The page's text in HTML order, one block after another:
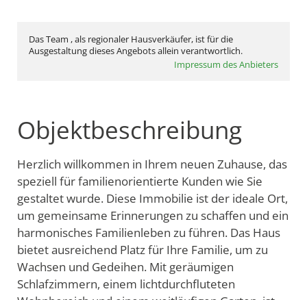
Das Team , als regionaler Hausverkäufer, ist für die
Ausgestaltung dieses Angebots allein verantwortlich.
Impressum des Anbieters
Objektbeschreibung
Herzlich willkommen in Ihrem neuen Zuhause, das
speziell für familienorientierte Kunden wie Sie
gestaltet wurde. Diese Immobilie ist der ideale Ort,
um gemeinsame Erinnerungen zu schaffen und ein
harmonisches Familienleben zu führen. Das Haus
bietet ausreichend Platz für Ihre Familie, um zu
Wachsen und Gedeihen. Mit geräumigen
Schlafzimmern, einem lichtdurchfluteten